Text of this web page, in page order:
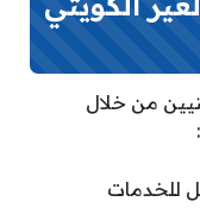
من خلال
للخدمات